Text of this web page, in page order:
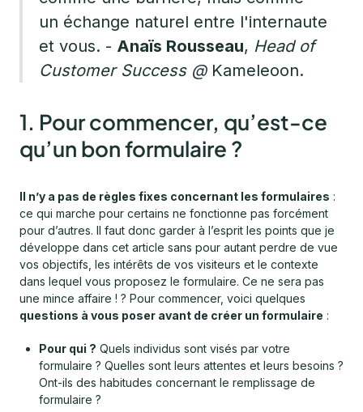
un échange naturel entre l'internaute
et vous. - Anaïs Rousseau, Head of
Customer Success @Kameleoon.
1. Pour commencer, qu’est-ce
qu’un bon formulaire ?
Il n’y a pas de règles fixes concernant les formulaires :
ce qui marche pour certains ne fonctionne pas forcément
pour d’autres. Il faut donc garder à l’esprit les points que je
développe dans cet article sans pour autant perdre de vue
vos objectifs, les intérêts de vos visiteurs et le contexte
dans lequel vous proposez le formulaire. Ce ne sera pas
une mince affaire ! ? Pour commencer, voici quelques
questions à vous poser avant de créer un formulaire :
Pour qui ? Quels individus sont visés par votre
formulaire ? Quelles sont leurs attentes et leurs besoins ?
Ont-ils des habitudes concernant le remplissage de
formulaire ?